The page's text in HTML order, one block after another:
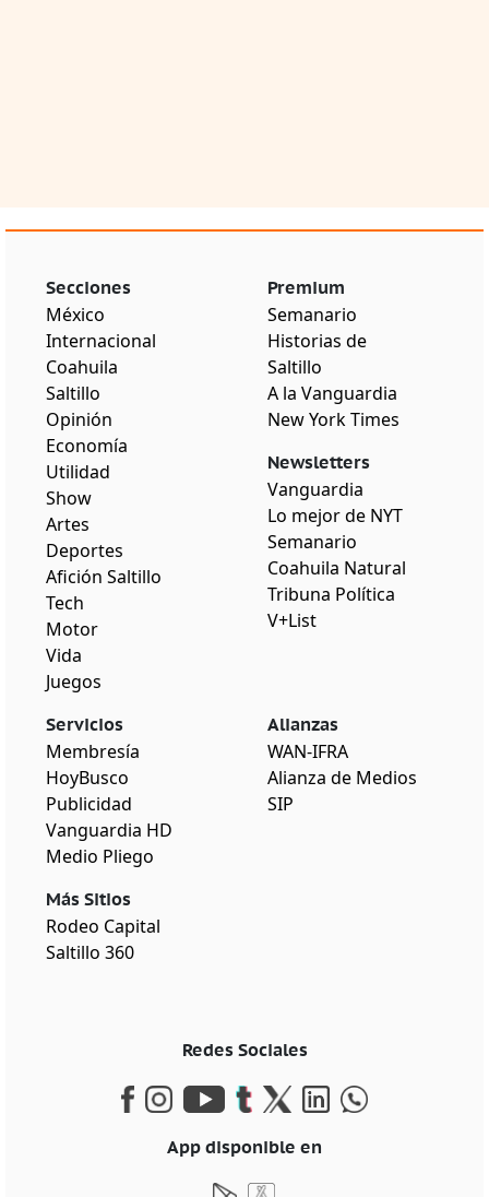
Secciones
México
Internacional
Coahuila
Saltillo
Opinión
Economía
Utilidad
Show
Artes
Deportes
Afición Saltillo
Tech
Motor
Vida
Juegos
Premium
Semanario
Historias de
Saltillo
A la Vanguardia
New York Times
Newsletters
Vanguardia
Lo mejor de NYT
Semanario
Coahuila Natural
Tribuna Política
V+List
Servicios
Membresía
HoyBusco
Publicidad
Vanguardia HD
Medio Pliego
Más Sitios
Rodeo Capital
Saltillo 360
Alianzas
WAN-IFRA
Alianza de Medios
SIP
Redes Sociales
App disponible en